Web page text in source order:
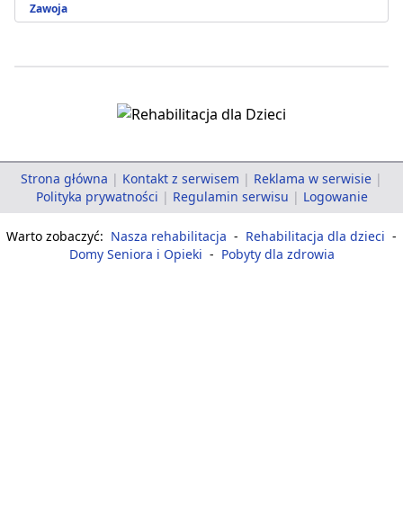
Zawoja
Strona główna | Kontakt z serwisem | Reklama w serwisie |
Polityka prywatności | Regulamin serwisu | Logowanie
Warto zobaczyć: Nasza rehabilitacja - Rehabilitacja dla dzieci -
Domy Seniora i Opieki - Pobyty dla zdrowia